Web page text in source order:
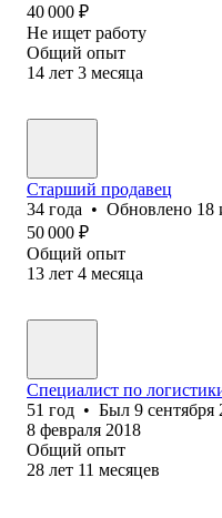
40 000 ₽
Не ищет работу
Общий опыт
14 лет 3 месяца
Старший продавец
34 года • Обновлено 18
50 000 ₽
Общий опыт
13 лет 4 месяца
Специалист по
51 год • Был 9 сентября
8 февраля 2018
Общий опыт
28 лет 11 месяцев